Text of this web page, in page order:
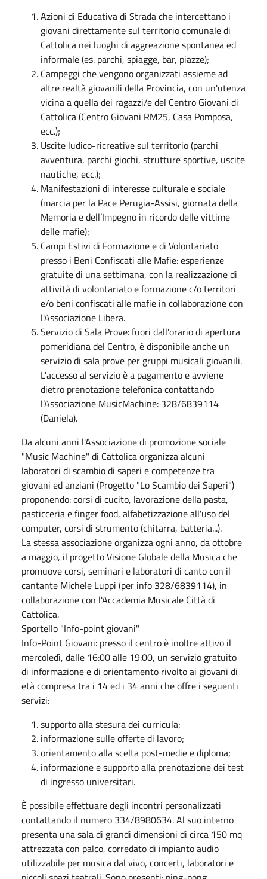
Azioni di Educativa di Strada che intercettano i
giovani direttamente sul territorio comunale di
Cattolica nei luoghi di aggreazione spontanea ed
informale (es. parchi, spiagge, bar, piazze);
Campeggi che vengono organizzati assieme ad
altre realtà giovanili della Provincia, con un'utenza
vicina a quella dei ragazzi/e del Centro Giovani di
Cattolica (Centro Giovani RM25, Casa Pomposa,
ecc.);
Uscite ludico-ricreative sul territorio (parchi
avventura, parchi giochi, strutture sportive, uscite
nautiche, ecc.);
Manifestazioni di interesse culturale e sociale
(marcia per la Pace Perugia-Assisi, giornata della
Memoria e dell’Impegno in ricordo delle vittime
delle mafie);
Campi Estivi di Formazione e di Volontariato
presso i Beni Confiscati alle Mafie: esperienze
gratuite di una settimana, con la realizzazione di
attività di volontariato e formazione c/o territori
e/o beni confiscati alle mafie in collaborazione con
l'Associazione Libera.
Servizio di Sala Prove: fuori dall'orario di apertura
pomeridiana del Centro, è disponibile anche un
servizio di sala prove per gruppi musicali giovanili.
L'accesso al servizio è a pagamento e avviene
dietro prenotazione telefonica contattando
l’Associazione MusicMachine: 328/6839114
(Daniela).
Da alcuni anni l'Associazione di promozione sociale
"Music Machine" di Cattolica organizza alcuni
laboratori di scambio di saperi e competenze tra
giovani ed anziani (Progetto "Lo Scambio dei Saperi")
proponendo: corsi di cucito, lavorazione della pasta,
pasticceria e finger food, alfabetizzazione all'uso del
computer, corsi di strumento (chitarra, batteria...).
La stessa associazione organizza ogni anno, da ottobre
a maggio, il progetto Visione Globale della Musica che
promuove corsi, seminari e laboratori di canto con il
cantante Michele Luppi (per info 328/6839114), in
collaborazione con l'Accademia Musicale Città di
Cattolica.
Sportello "Info-point giovani"
Info-Point Giovani: presso il centro è inoltre attivo il
mercoledì, dalle 16:00 alle 19:00, un servizio gratuito
di informazione e di orientamento rivolto ai giovani di
età compresa tra i 14 ed i 34 anni che offre i seguenti
servizi:
supporto alla stesura dei curricula;
informazione sulle offerte di lavoro;
orientamento alla scelta post-medie e diploma;
informazione e supporto alla prenotazione dei test
di ingresso universitari.
È possibile effettuare degli incontri personalizzati
contattando il numero 334/8980634. Al suo interno
presenta una sala di grandi dimensioni di circa 150 mq
attrezzata con palco, corredato di impianto audio
utilizzabile per musica dal vivo, concerti, laboratori e